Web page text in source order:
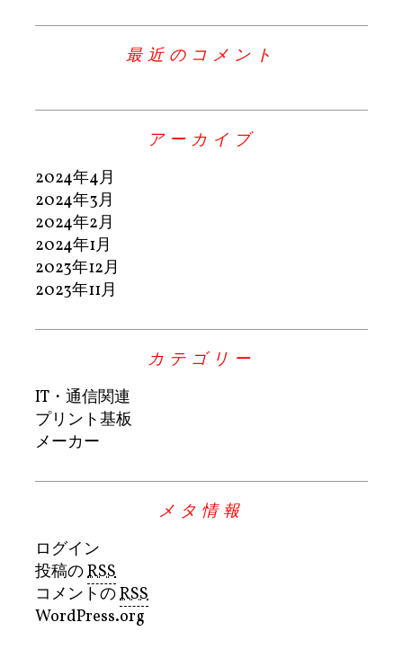
最近のコメント
アーカイブ
2024年4月
2024年3月
2024年2月
2024年1月
2023年12月
2023年11月
カテゴリー
IT・通信関連
プリント基板
メーカー
メタ情報
ログイン
投稿のRSS
コメントのRSS
WordPress.org